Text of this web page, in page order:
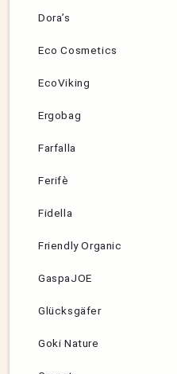
Dora’s
Eco Cosmetics
EcoViking
Ergobag
Farfalla
Ferifè
Fidella
Friendly Organic
GaspaJOE
Glücksgäfer
Goki Nature